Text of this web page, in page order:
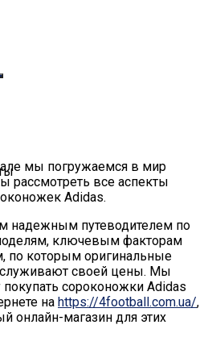
мы погружаемся в мир
рассмотреть все аспекты
Adidas.
надежным путеводителем по
ключевым факторам
по которым оригинальные
своей цены. Мы
сороконожки Adidas
на https://4football.com.ua/,
онлайн-магазин для этих